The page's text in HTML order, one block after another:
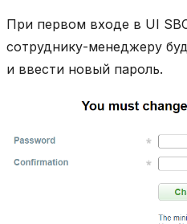
При первом входе в UI
сотруднику-менеджеру
и ввести новый пароль.